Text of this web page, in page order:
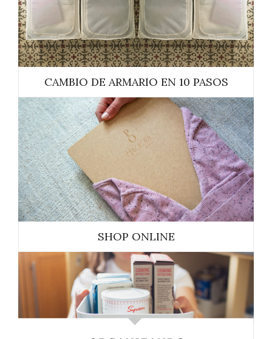
CAMBIO DE ARMARIO EN 10 PASOS
SHOP ONLINE